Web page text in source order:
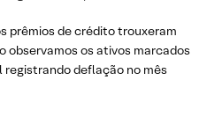
prêmios de crédito trouxeram
observamos os ativos marcados
registrando deflação no mês